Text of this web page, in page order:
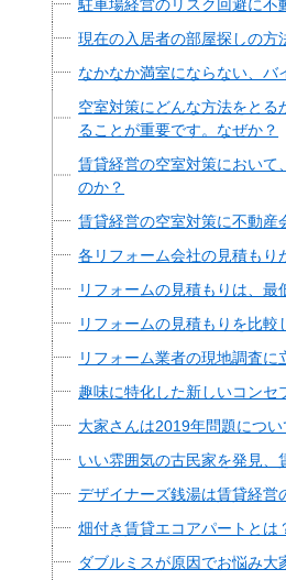
駐車場経営のリスク回避に不
現在の入居者の部屋探しの方
なかなか満室にならない、
空室対策にどんな方法をと
ることが重要です。なぜか？
賃貸経営の空室対策において
のか？
賃貸経営の空室対策に不動産
各リフォーム会社の見積もり
リフォームの見積もりは、
リフォームの見積もりを比較
リフォーム業者の現地調査に
趣味に特化した新しいコン
大家さんは2019年問題につ
いい雰囲気の古民家を発見、
デザイナーズ銭湯は賃貸経営
畑付き賃貸エコアパートとは
ダブルミスが原因でお悩み大